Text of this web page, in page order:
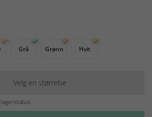
Grå Grønn Hvit
Velg en størrelse